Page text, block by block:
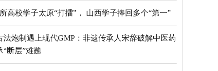
高校学子太原“打擂”， 山西学子捧回多个“第一”
法炮制遇上现代GMP：非遗传承人宋辞破解中医药
“断层”难题